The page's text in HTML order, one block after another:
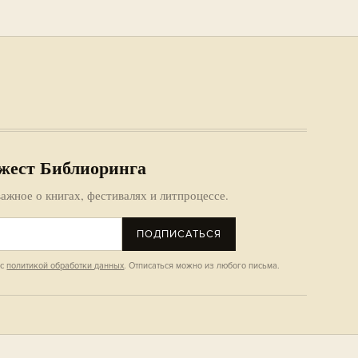
Библиоринга
о книгах, фестивалях и литпроцессе.
ПОДПИСАТЬСЯ
политикой обработки данных. Отписаться можно из любого письма.